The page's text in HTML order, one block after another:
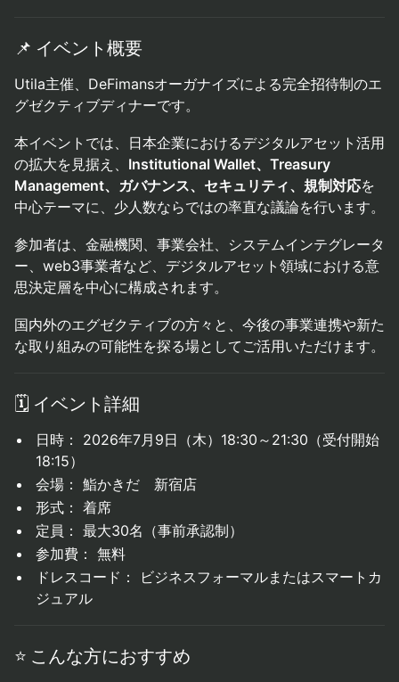
📌 イベント概要
Utila主催、DeFimansオーガナイズによる完全招待制のエ
グゼクティブディナーです。
本イベントでは、日本企業におけるデジタルアセット活用
の拡大を見据え、 Institutional Wallet、Treasury
Management、ガバナンス、セキュリティ、規制対応を
中心テーマに、少人数ならではの率直な議論を行います。
参加者は、金融機関、事業会社、システムインテグレータ
ー、web3事業者など、デジタルアセット領域における意
思決定層を中心に構成されます。
国内外のエグゼクティブの方々と、今後の事業連携や新た
な取り組みの可能性を探る場としてご活用いただけます。
🗓️ イベント詳細
日時： 2026年7月9日（木）18:30～21:30（受付開始
18:15）
会場： 鮨かきだ 新宿店
形式： 着席
定員： 最大30名（事前承認制）
参加費： 無料
ドレスコード： ビジネスフォーマルまたはスマートカ
ジュアル
⭐️ こんな方におすすめ